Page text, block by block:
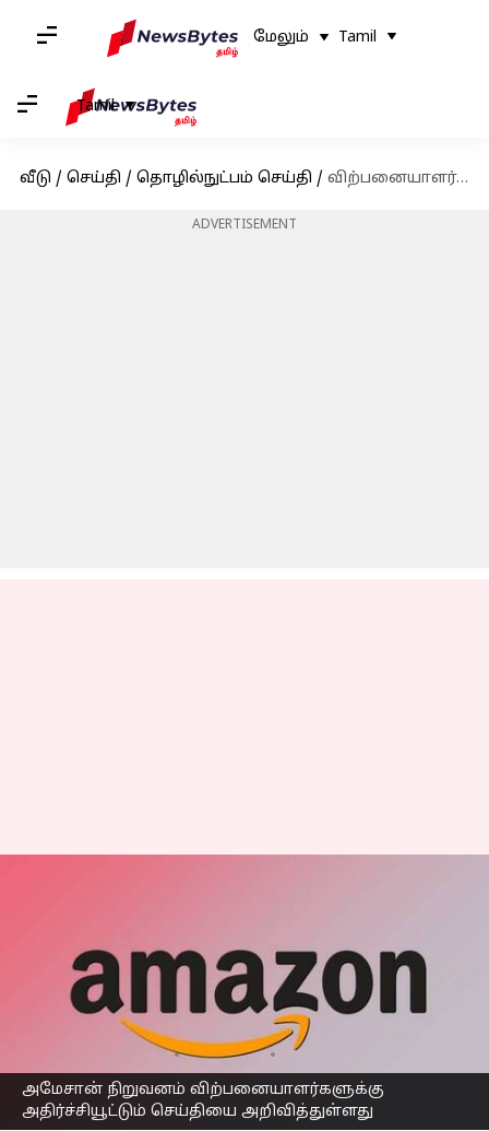
மேலும் Tamil
Tamil
வீடு / செய்தி / தொழில்நுட்பம் செய்தி / விற்பனையாளர்களின் வருமானம் பாதிப்பு: விற்பனையில் 50% தொகையை கட்டணமாக பெறும் அமேசான்!
ADVERTISEMENT
அமேசான் நிறுவனம் விற்பனையாளர்களுக்கு
அதிர்ச்சியூட்டும் செய்தியை அறிவித்துள்ளது
விற்பனையில் 50%
தொகையை கட்டணமாக
பெறும் அமேசான்!
Feb 14, 2023 07:55 pm
செய்தி முன்னோட்டம்